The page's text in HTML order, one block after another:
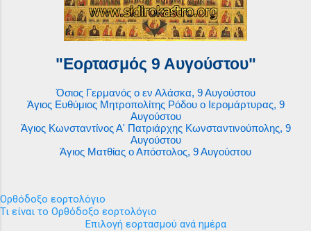
"Εορτασμός 9 Αυγούστου"
Όσιος Γερμανός ο εν Αλάσκα, 9 Αυγούστου
Άγιος Ευθύμιος Μητροπολίτης Ρόδου ο Ιερομάρτυρας, 9
Αυγούστου
Άγιος Κωνσταντίνος Α' Πατριάρχης Κωνσταντινούπολης, 9
Αυγούστου
Άγιος Ματθίας ο Απόστολος, 9 Αυγούστου
Ορθόδοξο εορτολόγιο
Τι είναι το Ορθόδοξο εορτολόγιο
Επιλογή εορτασμού ανά ημέρα